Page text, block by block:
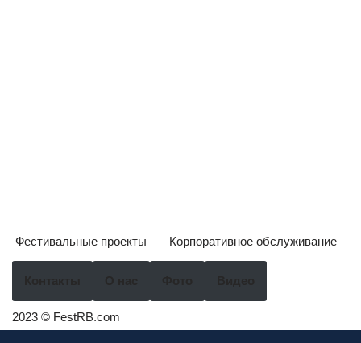
Фестивальные проекты Корпоративное обслуживание
2023 © FestRB.com